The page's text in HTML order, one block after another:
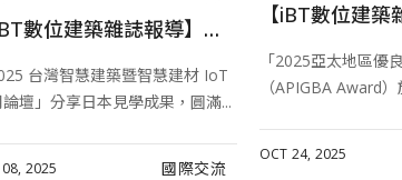
【iBT數位建築雜誌報導】「2025 台灣智慧建築暨智慧建材 IoT 應用論壇」分享日本見學成果，圓滿落幕!
台灣智慧建築暨智慧建材 IoT
壇」分享日本見學成果，圓滿...
08, 2025 國際交流
「2025亞太地區優
（APIGBA Award
OCT 24, 2025